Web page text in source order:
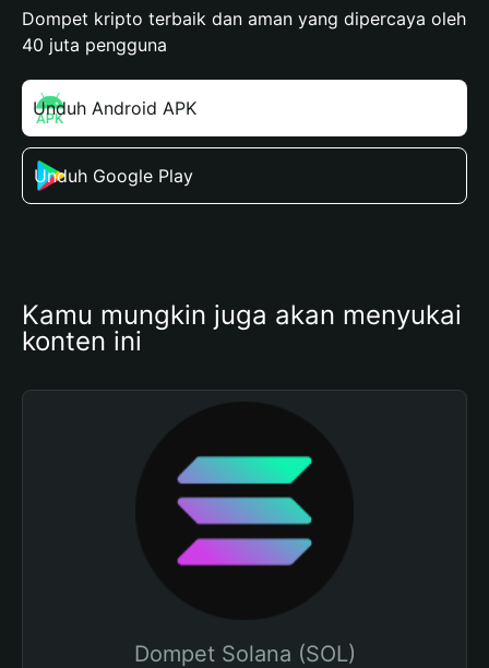
Dompet kripto terbaik dan aman yang dipercaya oleh
40 juta pengguna
Unduh Android APK
Unduh Google Play
Kamu mungkin juga akan menyukai
konten ini
Dompet Solana (SOL)